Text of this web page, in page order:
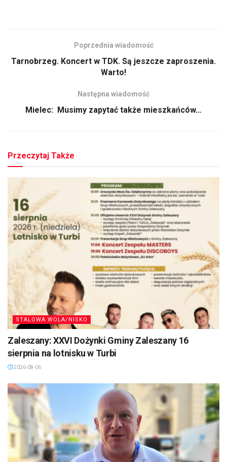
Poprzednia wiadomość
Tarnobrzeg. Koncert w TDK. Są jeszcze zaproszenia.
Warto!
Następna wiadomość
Mielec: Musimy zapytać także mieszkańców…
Przeczytaj Także
STALOWA WOLA/NISKO
Zaleszany: XXVI Dożynki Gminy Zaleszany 16
sierpnia na lotnisku w Turbi
2026-08-06